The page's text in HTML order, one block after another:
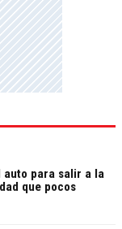
auto para salir a la
que pocos